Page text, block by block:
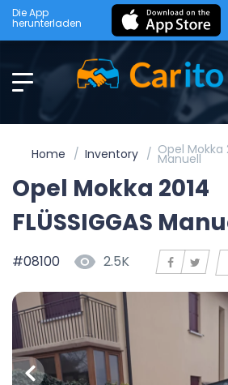
Die App
herunterladen
Home Inventory Opel Mokka
Manuell
Opel Mokka 2014
FLÜSSIGGAS
#08100 2.5K